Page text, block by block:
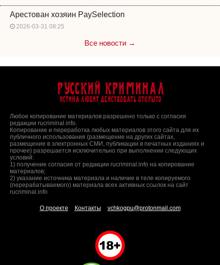
Арестован хозяин PaySelection
2026-03-31 08:25
Все новости →
Русский Криминал
Истина любит действовать открыто
Любое копирование материалов разрешено только с согласия
редакции rucriminal.info.
Копирование и переработка любых материалов этого сайта для их
публичного использования (размещение на других сайтах,
размещение в электронных СМИ, публикации в печатных изданиях и
прочее) разрешается исключительно при выполнении следующих
условий:
1) получение согласия от редакции rucriminal.info на копирование
материалов;
2) указание источника материала и наличие в теле копируемого
(перерабатываемого) материала всех активных ссылок на сайт
rucriminal.info
О проекте Контакты vchkogpu@protonmail.com